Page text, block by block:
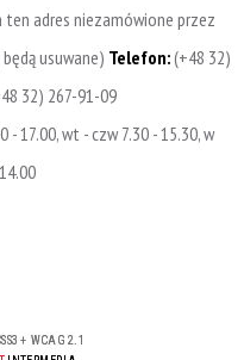
ten adres niezamówione przez
usuwane) Telefon:(+48 32)
32) 267-91-09
- 17.00, wt - czw 7.30 - 15.30, w
+ WCAG 2.1